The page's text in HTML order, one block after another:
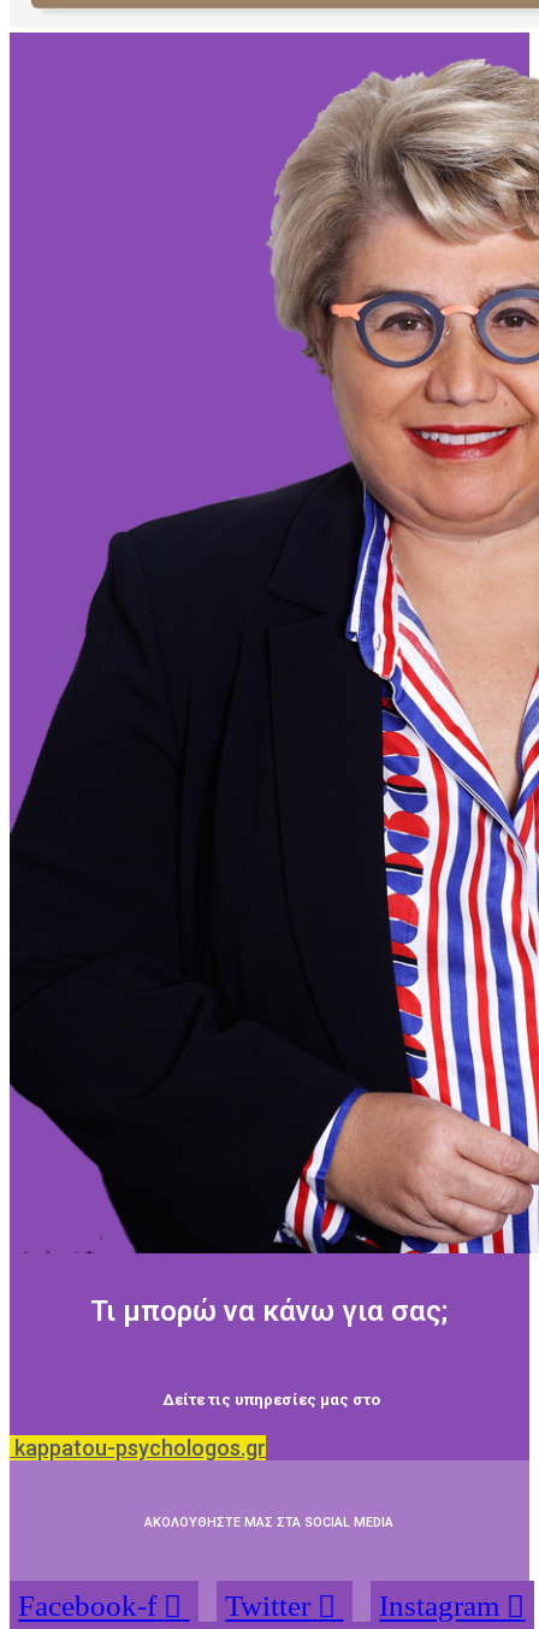
Τι μπορώ να κάνω για σας;
Δείτε τις υπηρεσίες μας στο
kappatou-psychologos.gr
ΑΚΟΛΟΥΘΗΣΤΕ ΜΑΣ ΣΤΑ SOCIAL MEDIA
Facebook-f Twitter
Instagram